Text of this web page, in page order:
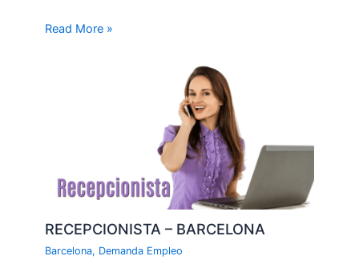
Read More »
RECEPCIONISTA – BARCELONA
Barcelona, Demanda Empleo